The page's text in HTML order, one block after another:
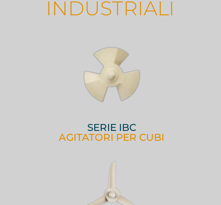
INDUSTRIALI
SERIE IBC
AGITATORI PER CUBI